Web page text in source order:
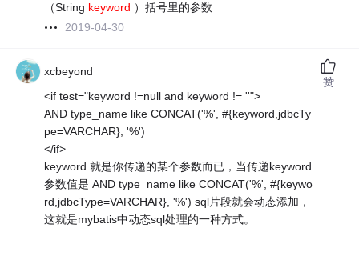
（String keyword ）括号里的参数
2019-04-30
xcbeyond
<if test="keyword !=null and keyword != ''">
AND type_name like CONCAT('%', #{keyword,jdbcTy
pe=VARCHAR}, '%')
</if>
keyword 就是你传递的某个参数而已，当传递keyword
参数值是 AND type_name like CONCAT('%', #{keywo
rd,jdbcType=VARCHAR}, '%') sql片段就会动态添加，
这就是mybatis中动态sql处理的一种方式。
赞